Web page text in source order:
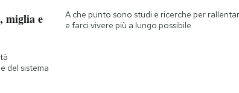
miglia e
del sistema
A che punto sono studi e ricerche per
e farci vivere più a lungo possibile